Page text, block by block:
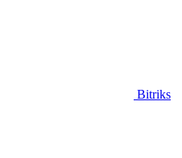
Bitriks